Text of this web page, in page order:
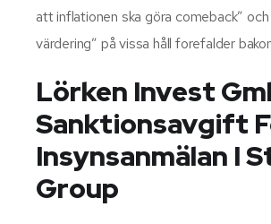
att inflationen ska göra comeback”
värdering” på vissa håll forefalder
Lörken Invest
Sanktionsavgift
Insynsanmälan I
Group